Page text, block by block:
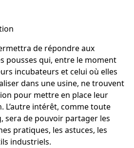
de répondre aux
pousses qui, entre le moment
incubateurs et celui où elles
dans une usine, ne trouvent
pour mettre en place leur
L’autre intérêt, comme toute
sera de pouvoir partager les
pratiques, les astuces, les
industriels.